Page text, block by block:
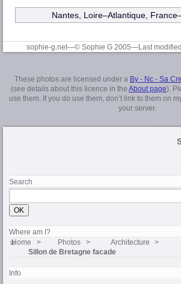
Nantes, Loire–Atlantique ,
sophie-g.net—© Sophie G 2005—Last
These photos are licensed under a By - Nc - Sa
(see details about this licence in the About page).
use them. If you do use them, don’t link to them on
your server.
Search
Where am I?
Home Photos
Architecture
Sillon de Bretagne facade
Info